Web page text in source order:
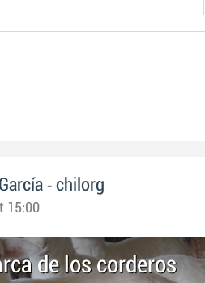
- chilorg
15:00
de los corderos